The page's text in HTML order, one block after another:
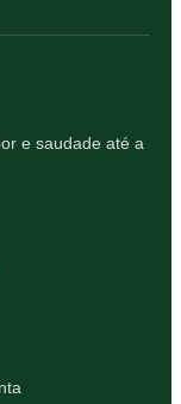
e saudade até a